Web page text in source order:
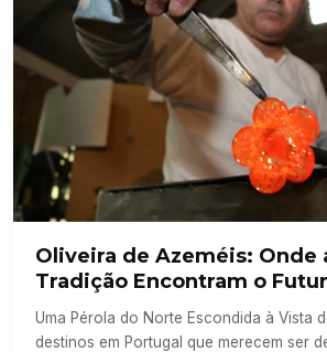
Oliveira de Azeméis: Onde
Tradição Encontram o
Uma Pérola do Norte Escondida à Vista
destinos em Portugal que merecem ser